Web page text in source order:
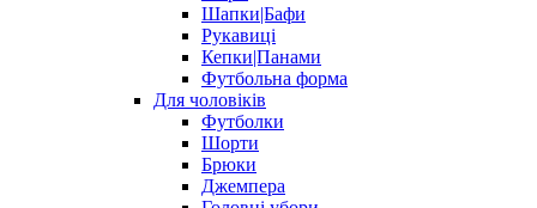
Шапки|Бафи
Рукавиці
Кепки|Панами
Футбольна форма
Для чоловіків
Футболки
Шорти
Брюки
Джемпера